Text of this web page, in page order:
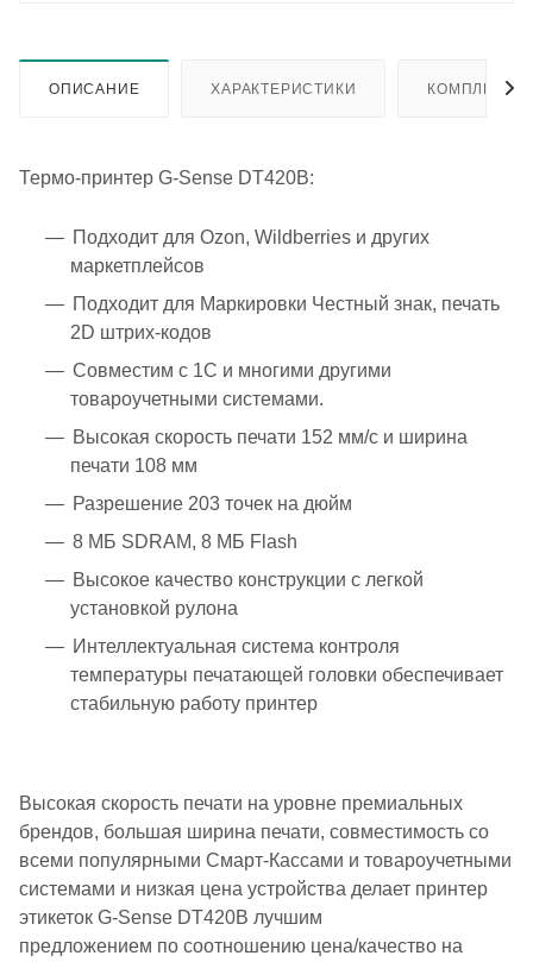
ОПИСАНИЕ ХАРАКТЕРИСТИКИ
Термо-принтер G-Sense DT420B:
Подходит для Ozon, Wildberries и других
маркетплейсов
Подходит для Маркировки Честный знак, печать
2D штрих-кодов
Совместим с 1С и многими другими
товароучетными системами.
Высокая скорость печати 152 мм/с и ширина
печати 108 мм
Разрешение 203 точек на дюйм
8 МБ SDRAM, 8 МБ Flash
Высокое качество конструкции с легкой
установкой рулона
Интеллектуальная система контроля
температуры печатающей головки обеспечивает
стабильную работу принтер
Высокая скорость печати на уровне премиальных
брендов, большая ширина печати, совместимость со
всеми популярными Смарт-Кассами и товароучетными
системами и низкая цена устройства делает принтер
этикеток G-Sense DT420B лучшим
предложением по соотношению цена/качество на